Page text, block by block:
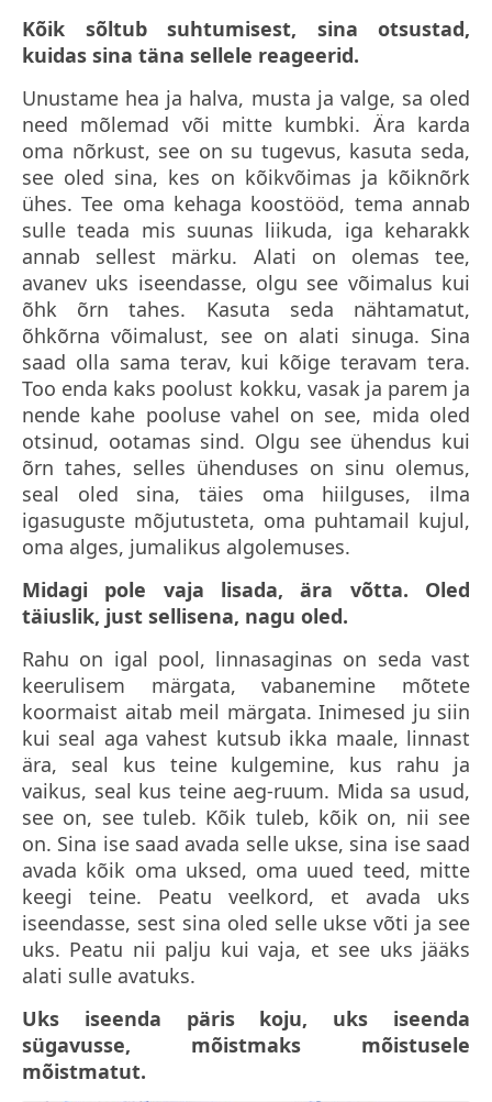
Kõik sõltub suhtumisest, sina otsustad,
kuidas sina täna sellele reageerid.
Unustame hea ja halva, musta ja valge, sa oled
need mõlemad või mitte kumbki. Ära karda
oma nõrkust, see on su tugevus, kasuta seda,
see oled sina, kes on kõikvõimas ja kõiknõrk
ühes. Tee oma kehaga koostööd, tema annab
sulle teada mis suunas liikuda, iga keharakk
annab sellest märku. Alati on olemas tee,
avanev uks iseendasse, olgu see võimalus kui
õhk õrn tahes. Kasuta seda nähtamatut,
õhkõrna võimalust, see on alati sinuga. Sina
saad olla sama terav, kui kõige teravam tera.
Too enda kaks poolust kokku, vasak ja parem ja
nende kahe pooluse vahel on see, mida oled
otsinud, ootamas sind. Olgu see ühendus kui
õrn tahes, selles ühenduses on sinu olemus,
seal oled sina, täies oma hiilguses, ilma
igasuguste mõjutusteta, oma puhtamail kujul,
oma alges, jumalikus algolemuses.
Midagi pole vaja lisada, ära võtta. Oled
täiuslik, just sellisena, nagu oled.
Rahu on igal pool, linnasaginas on seda vast
keerulisem märgata, vabanemine mõtete
koormaist aitab meil märgata. Inimesed ju siin
kui seal aga vahest kutsub ikka maale, linnast
ära, seal kus teine kulgemine, kus rahu ja
vaikus, seal kus teine aeg-ruum. Mida sa usud,
see on, see tuleb. Kõik tuleb, kõik on, nii see
on. Sina ise saad avada selle ukse, sina ise saad
avada kõik oma uksed, oma uued teed, mitte
keegi teine. Peatu veelkord, et avada uks
iseendasse, sest sina oled selle ukse võti ja see
uks. Peatu nii palju kui vaja, et see uks jääks
alati sulle avatuks.
Uks iseenda päris koju, uks iseenda
sügavusse, mõistmaks mõistusele
mõistmatut.